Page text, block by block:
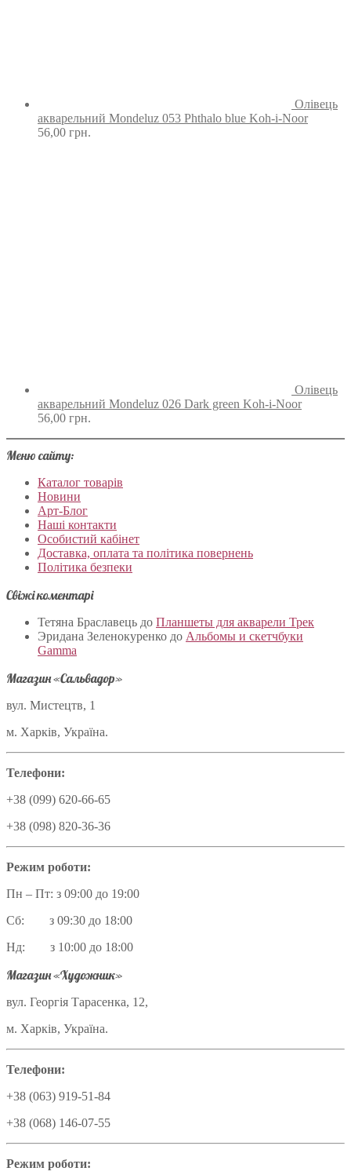
Олівець
акварельний Mondeluz 053 Phthalo blue Koh-i-Noor
56,00 грн.
Олівець
акварельний Mondeluz 026 Dark green Koh-i-Noor
56,00 грн.
Меню сайту:
Каталог товарів
Новини
Арт-Блог
Наші контакти
Особистий кабінет
Доставка, оплата та політика повернень
Політика безпеки
Свіжі коментарі
Тетяна Браславець до Планшеты для акварели Трек
Эридана Зеленокуренко до Альбомы и скетчбуки
Gamma
Магазин «Сальвадор»
вул. Мистецтв, 1
м. Харків, Україна.
Телефони:
+38 (099) 620-66-65
+38 (098) 820-36-36
Режим роботи:
Пн – Пт: з 09:00 до 19:00
Сб: з 09:30 до 18:00
Нд: з 10:00 до 18:00
Магазин «Художник»
вул. Георгія Тарасенка, 12,
м. Харків, Україна.
Телефони:
+38 (063) 919-51-84
+38 (068) 146-07-55
Режим роботи: